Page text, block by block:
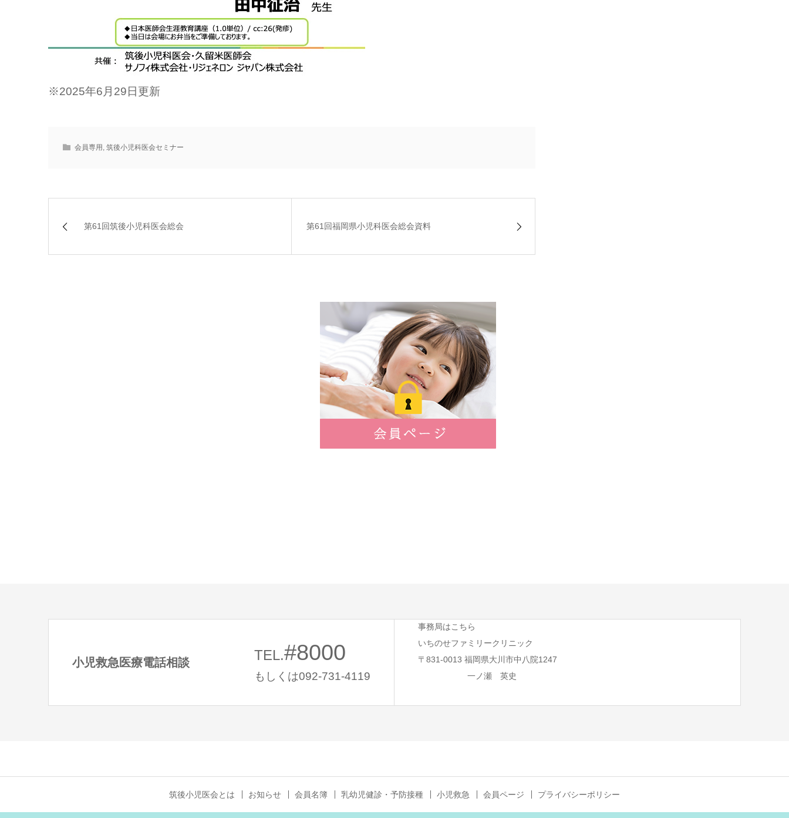
※2025年6月29日更新
会員専用 , 筑後小児科医会セミナー
第61回筑後小児科医会総会 第61回福岡県小児科医会総会資料
小児救急医療電話相談 TEL.#8000
もしくは092-731-4119
事務局はこちら
いちのせファミリークリニック
〒831-0013 福岡県大川市中八院1247
一ノ瀬 英史
筑後小児医会とは お知らせ 会員名簿 乳幼児健診・予防接種 小児救急 会員ページ プライバシーポリシー